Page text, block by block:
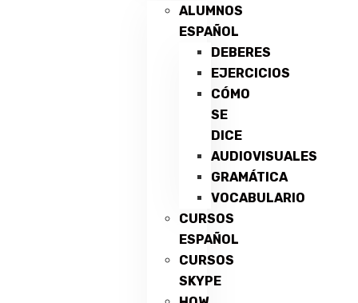
ALUMNOS
ESPAÑOL
DEBERES
EJERCICIOS
CÓMO
SE
DICE
AUDIOVISUALES
GRAMÁTICA
VOCABULARIO
CURSOS
ESPAÑOL
CURSOS
SKYPE